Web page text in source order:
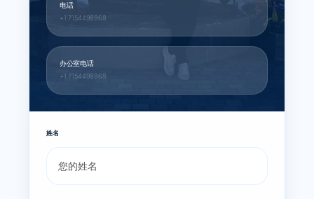
电话
+1 7154498968
办公室电话
+1 7154498968
姓名